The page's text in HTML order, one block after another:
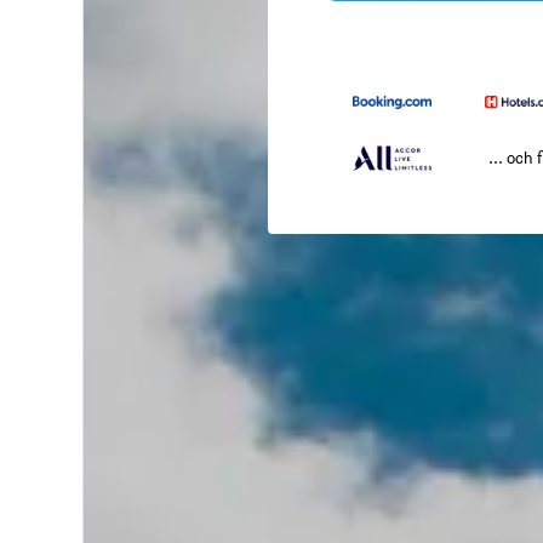
... och